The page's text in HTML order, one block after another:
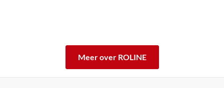
Meer over ROLINE